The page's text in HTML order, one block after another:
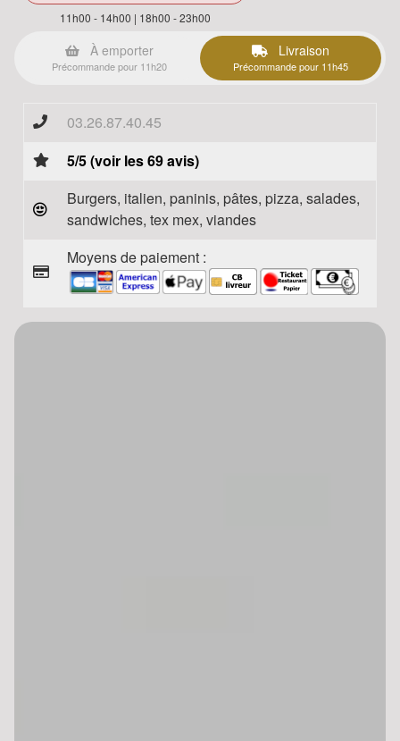
11h00 - 14h00 | 18h00 - 23h00
À emporter
Précommande pour 11h20
Livraison
Précommande pour 11h45
03.26.87.40.45
5/5 (voir les 69 avis)
Burgers, italien, paninis, pâtes, pizza, salades,
sandwiches, tex mex, viandes
Moyens de paiement :